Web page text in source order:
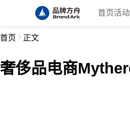
首页 活动
首页 正文
奢侈品电商